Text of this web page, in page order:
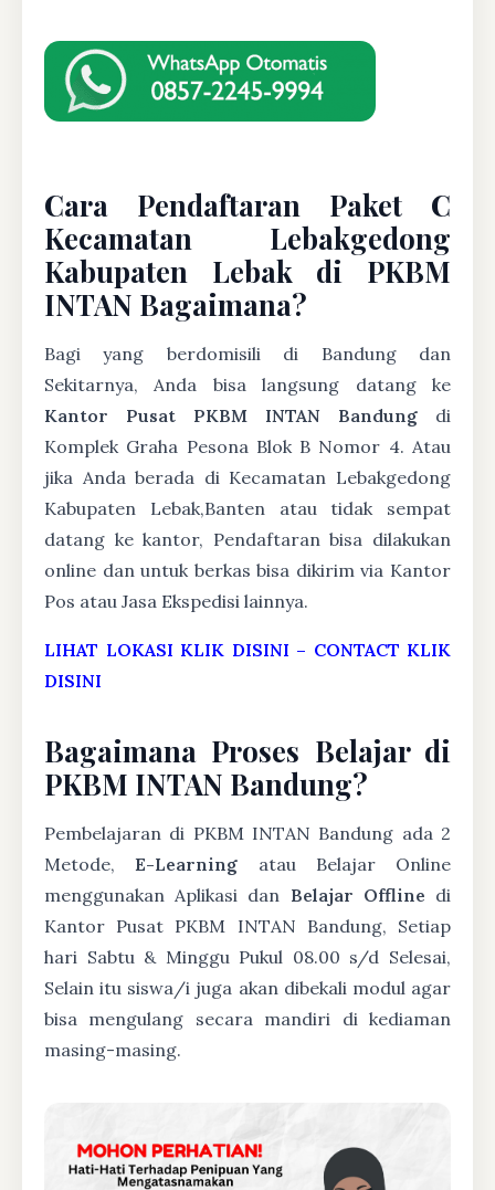
Cara Pendaftaran Paket C
Kecamatan Lebakgedong
Kabupaten Lebak di PKBM
INTAN Bagaimana?
Bagi yang berdomisili di Bandung dan
Sekitarnya, Anda bisa langsung datang ke
Kantor Pusat PKBM INTAN Bandung di
Komplek Graha Pesona Blok B Nomor 4. Atau
jika Anda berada di Kecamatan Lebakgedong
Kabupaten Lebak,Banten atau tidak sempat
datang ke kantor, Pendaftaran bisa dilakukan
online dan untuk berkas bisa dikirim via Kantor
Pos atau Jasa Ekspedisi lainnya.
LIHAT LOKASI KLIK DISINI – CONTACT KLIK
DISINI
Bagaimana Proses Belajar di
PKBM INTAN Bandung?
Pembelajaran di PKBM INTAN Bandung ada 2
Metode,E-Learning atau Belajar Online
menggunakan Aplikasi dan Belajar Offline di
Kantor Pusat PKBM INTAN Bandung, Setiap
hari Sabtu & Minggu Pukul 08.00 s/d Selesai,
Selain itu siswa/i juga akan dibekali modul agar
bisa mengulang secara mandiri di kediaman
masing-masing.